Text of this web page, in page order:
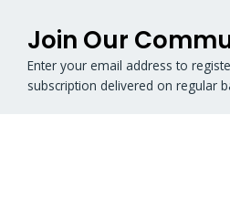
Join Our
Enter your email address to
subscription delivered on regular